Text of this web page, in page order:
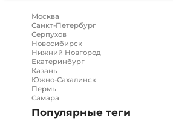
Москва
Санкт-Петербург
Серпухов
Новосибирск
Нижний Новгород
Екатеринбург
Казань
Южно-Сахалинск
Пермь
Самара
Популярные теги